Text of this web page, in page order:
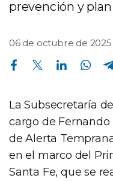
prevención y
06 de octubre de 2025
Compartir en Facebook Compartir en Twitter Compartir en Linkedin Compartir en Whatsapp
La Subsecretaría
cargo de
de Alerta
en el marco del
Santa Fe, que se